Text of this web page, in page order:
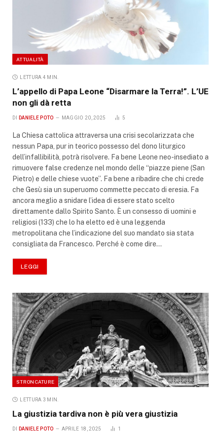
ATTUALITÀ
LETTURA 4 MIN.
L’appello di Papa Leone “Disarmare la Terra!”. L’UE
non gli dà retta
DI DANIELE POTO MAGGIO 20, 2025 5
La Chiesa cattolica attraversa una crisi secolarizzata che
nessun Papa, pur in teorico possesso del dono liturgico
dell’infallibilità, potrà risolvere. Fa bene Leone neo-insediato a
rimuovere false credenze nel mondo delle “piazze piene (San
Pietro) e delle chiese vuote”. Fa bene a ribadire che chi crede
che Gesù sia un superuomo commette peccato di eresia. Fa
ancora meglio a snidare l’idea di essere stato scelto
direttamente dallo Spirito Santo. È un consesso di uomini e
religiosi (133) che lo ha eletto ed è una leggenda
metropolitana che l’indicazione del suo mandato sia stata
consigliata da Francesco. Perché è come dire…
LEGGI
STRONCATURE
LETTURA 3 MIN.
La giustizia tardiva non è più vera giustizia
DI DANIELE POTO APRILE 18, 2025 1